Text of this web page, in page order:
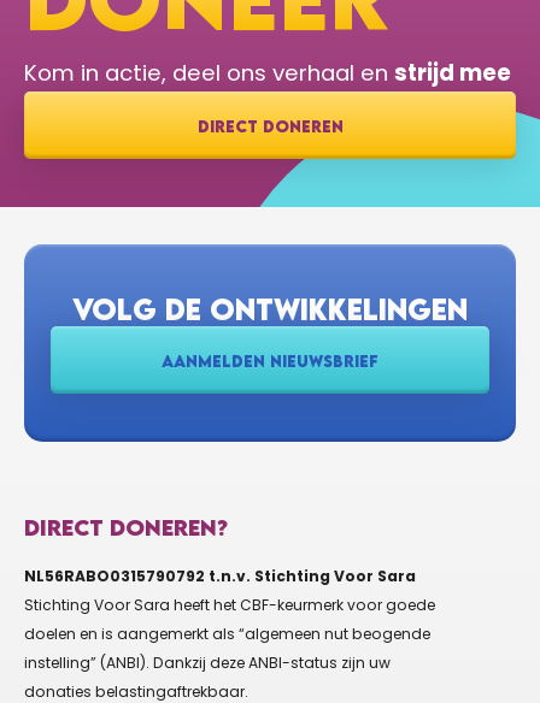
Kom in actie, deel ons verhaal en strijd mee
DIRECT DONEREN
VOLG DE ONTWIKKELINGEN
AANMELDEN NIEUWSBRIEF
DIRECT DONEREN?
NL56RABO0315790792 t.n.v. Stichting Voor Sara
Stichting Voor Sara heeft het CBF-keurmerk voor goede
doelen en is aangemerkt als “algemeen nut beogende
instelling” (ANBI). Dankzij deze ANBI-status zijn uw
donaties belastingaftrekbaar.